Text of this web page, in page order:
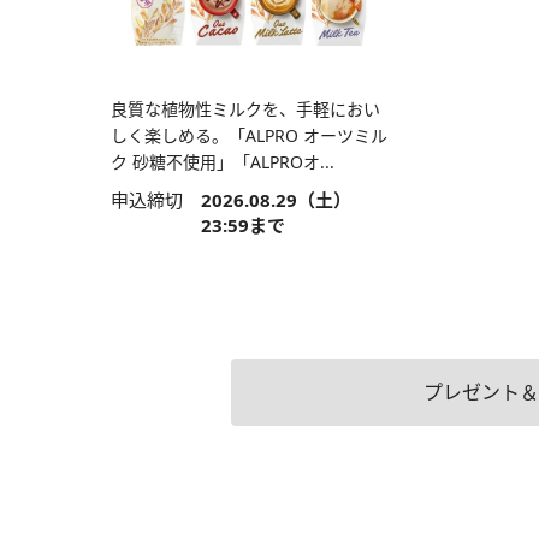
良質な植物性ミルクを、手軽におい
しく楽しめる。「ALPRO オーツミル
ク 砂糖不使用」「ALPROオ...
申込締切 2026.08.29（土）
23:59まで
プレゼント